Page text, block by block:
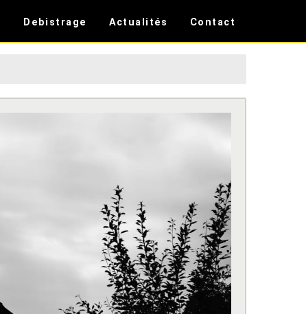
Debistrage Actualités Contact